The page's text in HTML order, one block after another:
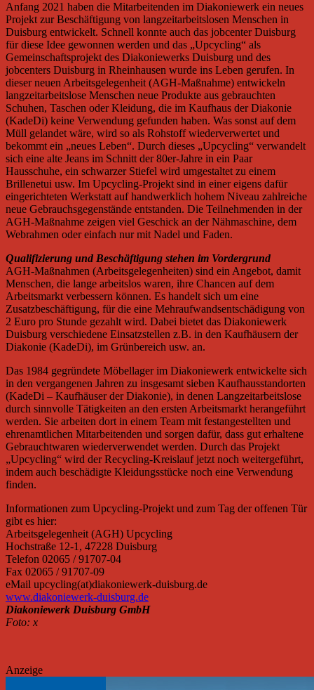
Anfang 2021 haben die Mitarbeitenden im Diakoniewerk ein neues
Projekt zur Beschäftigung von langzeitarbeitslosen Menschen in
Duisburg entwickelt. Schnell konnte auch das jobcenter Duisburg
für diese Idee gewonnen werden und das „Upcycling“ als
Gemeinschaftsprojekt des Diakoniewerks Duisburg und des
jobcenters Duisburg in Rheinhausen wurde ins Leben gerufen. In
dieser neuen Arbeitsgelegenheit (AGH-Maßnahme) entwickeln
langzeitarbeitslose Menschen neue Produkte aus gebrauchten
Schuhen, Taschen oder Kleidung, die im Kaufhaus der Diakonie
(KadeDi) keine Verwendung gefunden haben. Was sonst auf dem
Müll gelandet wäre, wird so als Rohstoff wiederverwertet und
bekommt ein „neues Leben“. Durch dieses „Upcycling“ verwandelt
sich eine alte Jeans im Schnitt der 80er-Jahre in ein Paar
Hausschuhe, ein schwarzer Stiefel wird umgestaltet zu einem
Brillenetui usw. Im Upcycling-Projekt sind in einer eigens dafür
eingerichteten Werkstatt auf handwerklich hohem Niveau zahlreiche
neue Gebrauchsgegenstände entstanden. Die Teilnehmenden in der
AGH-Maßnahme zeigen viel Geschick an der Nähmaschine, dem
Webrahmen oder einfach nur mit Nadel und Faden.
Qualifizierung und Beschäftigung stehen im Vordergrund
AGH-Maßnahmen (Arbeitsgelegenheiten) sind ein Angebot, damit
Menschen, die lange arbeitslos waren, ihre Chancen auf dem
Arbeitsmarkt verbessern können. Es handelt sich um eine
Zusatzbeschäftigung, für die eine Mehraufwandsentschädigung von
2 Euro pro Stunde gezahlt wird. Dabei bietet das Diakoniewerk
Duisburg verschiedene Einsatzstellen z.B. in den Kaufhäusern der
Diakonie (KadeDi), im Grünbereich usw. an.
Das 1984 gegründete Möbellager im Diakoniewerk entwickelte sich
in den vergangenen Jahren zu insgesamt sieben Kaufhausstandorten
(KadeDi – Kaufhäuser der Diakonie), in denen Langzeitarbeitslose
durch sinnvolle Tätigkeiten an den ersten Arbeitsmarkt herangeführt
werden. Sie arbeiten dort in einem Team mit festangestellten und
ehrenamtlichen Mitarbeitenden und sorgen dafür, dass gut erhaltene
Gebrauchtwaren wiederverwendet werden. Durch das Projekt
„Upcycling“ wird der Recycling-Kreislauf jetzt noch weitergeführt,
indem auch beschädigte Kleidungsstücke noch eine Verwendung
finden.
Informationen zum Upcycling-Projekt und zum Tag der offenen Tür
gibt es hier:
Arbeitsgelegenheit (AGH) Upcycling
Hochstraße 12-1, 47228 Duisburg
Telefon 02065 / 91707-04
Fax 02065 / 91707-09
eMail upcycling(at)diakoniewerk-duisburg.de
www.diakoniewerk-duisburg.de
Diakoniewerk Duisburg GmbH
Foto: x
Anzeige